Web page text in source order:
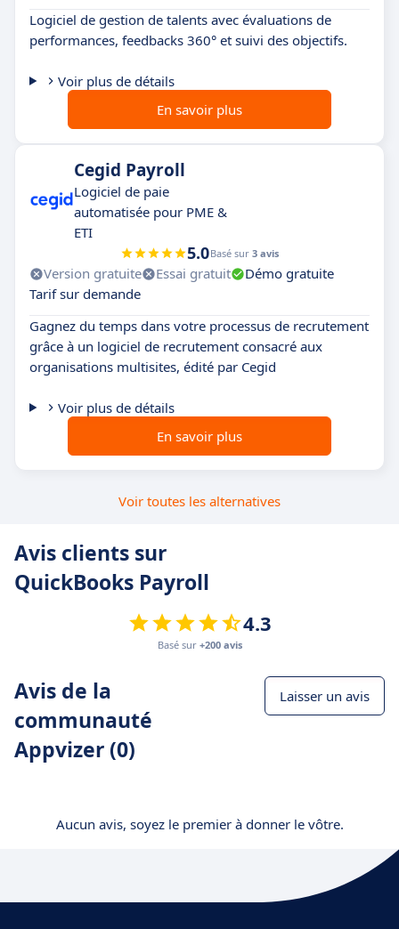
Logiciel de gestion de talents avec évaluations de
performances, feedbacks 360° et suivi des objectifs.
Voir plus de détails
En savoir plus
Cegid Payroll
Logiciel de paie
automatisée pour PME &
ETI
5.0Basé sur 3 avis
Version gratuite Essai gratuit
Démo gratuite
Tarif sur demande
Gagnez du temps dans votre processus de recrutement
grâce à un logiciel de recrutement consacré aux
organisations multisites, édité par Cegid
Voir plus de détails
En savoir plus
Voir toutes les alternatives
Avis clients sur
QuickBooks Payroll
4.3
Basé sur +200 avis
Avis de la
communauté
Appvizer (0)
Laisser un avis
Aucun avis, soyez le premier à donner le vôtre.